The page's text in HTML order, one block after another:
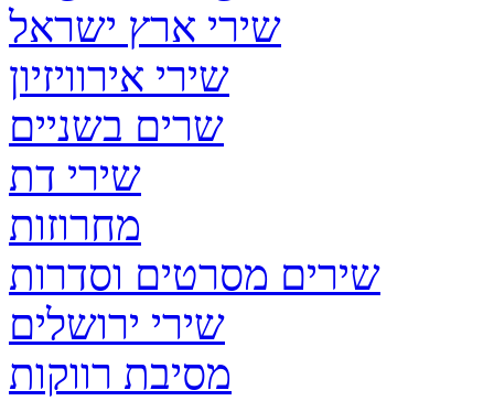
שירי ארץ ישראל
שירי אירוויזיון
שרים בשניים
שירי דת
מחרוזות
שירים מסרטים וסדרות
שירי ירושלים
מסיבת רווקות